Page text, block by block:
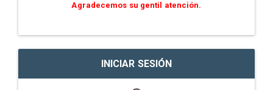
Agradecemos su gentil atención.
INICIAR SESIÓN